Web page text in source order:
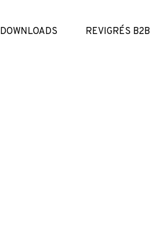
DOWNLOADS REVIGRÉS B2B